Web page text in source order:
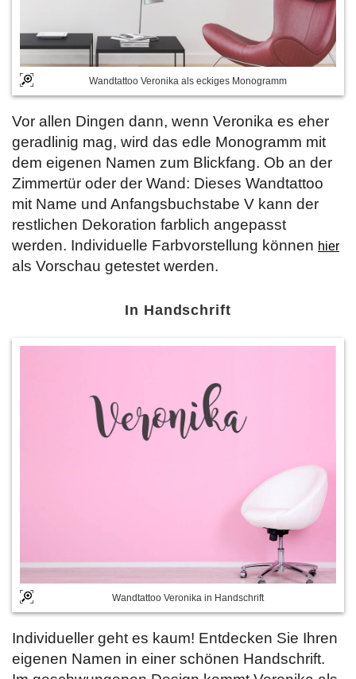
Wandtattoo Veronika als eckiges Monogramm
Vor allen Dingen dann, wenn Veronika es eher
geradlinig mag, wird das edle Monogramm mit
dem eigenen Namen zum Blickfang. Ob an der
Zimmertür oder der Wand: Dieses Wandtattoo
mit Name und Anfangsbuchstabe V kann der
restlichen Dekoration farblich angepasst
werden. Individuelle Farbvorstellung können hier
als Vorschau getestet werden.
In Handschrift
Wandtattoo Veronika in Handschrift
Individueller geht es kaum! Entdecken Sie Ihren
eigenen Namen in einer schönen Handschrift.